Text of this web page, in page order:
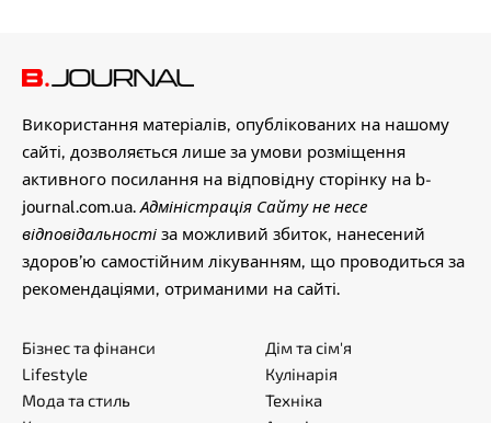
Використання матеріалів, опублікованих на нашому
сайті, дозволяється лише за умови розміщення
активного посилання на відповідну сторінку на b-
journal.com.ua. Адміністрація Сайту не несе
відповідальності за можливий збиток, нанесений
здоров’ю самостійним лікуванням, що проводиться за
рекомендаціями, отриманими на сайті.
Бізнес та фінанси
Lifestyle
Мода та стиль
Дім та сім'я
Кулінарія
Техніка